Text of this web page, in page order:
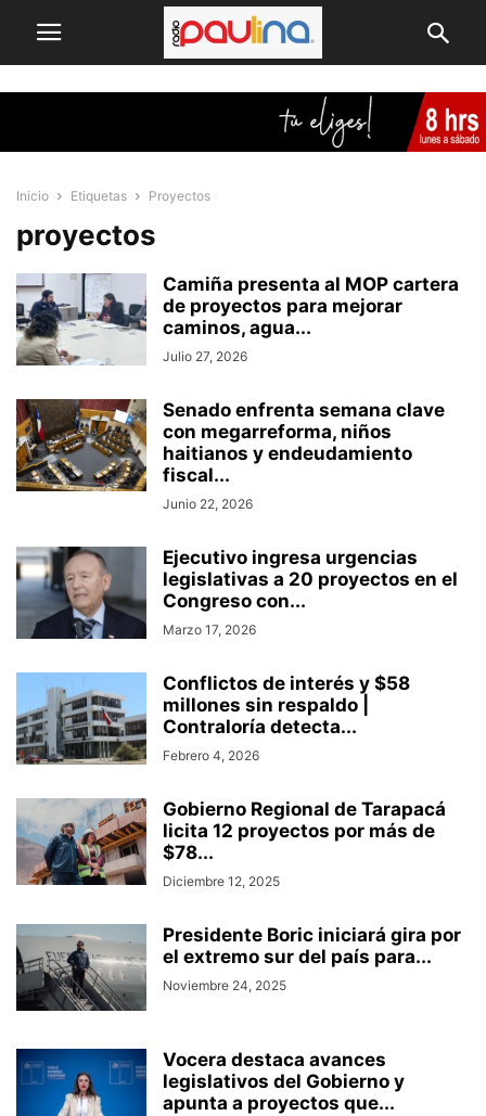
Inicio Etiquetas Proyectos
proyectos
Camiña presenta al MOP cartera
de proyectos para mejorar
caminos, agua...
Julio 27, 2026
Senado enfrenta semana clave
con megarreforma, niños
haitianos y endeudamiento
fiscal...
Junio 22, 2026
Ejecutivo ingresa urgencias
legislativas a 20 proyectos en el
Congreso con...
Marzo 17, 2026
Conflictos de interés y $58
millones sin respaldo |
Contraloría detecta...
Febrero 4, 2026
Gobierno Regional de Tarapacá
licita 12 proyectos por más de
$78...
Diciembre 12, 2025
Presidente Boric iniciará gira por
el extremo sur del país para...
Noviembre 24, 2025
Vocera destaca avances
legislativos del Gobierno y
apunta a proyectos que...